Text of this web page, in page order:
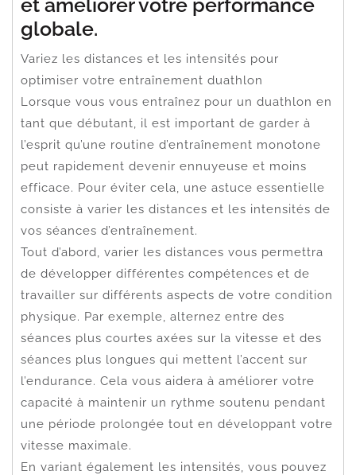
globale.
Variez les distances et les intensités pour
optimiser votre entraînement duathlon
Lorsque vous vous entraînez pour un duathlon en
tant que débutant, il est important de garder à
l’esprit qu’une routine d’entraînement monotone
peut rapidement devenir ennuyeuse et moins
efficace. Pour éviter cela, une astuce essentielle
consiste à varier les distances et les intensités de
vos séances d’entraînement.
Tout d’abord, varier les distances vous permettra
de développer différentes compétences et de
travailler sur différents aspects de votre condition
physique. Par exemple, alternez entre des
séances plus courtes axées sur la vitesse et des
séances plus longues qui mettent l’accent sur
l’endurance. Cela vous aidera à améliorer votre
capacité à maintenir un rythme soutenu pendant
une période prolongée tout en développant votre
vitesse maximale.
En variant également les intensités, vous pouvez